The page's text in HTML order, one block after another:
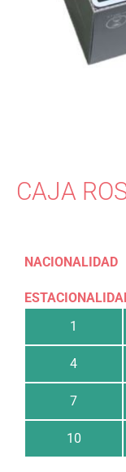
CAJA
NACIONALIDAD
1
4
7
10